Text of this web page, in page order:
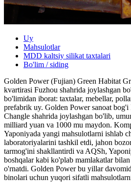
Uy
Mahsulotlar
MDD kaltsiy silikat taxtalari
Bo'lim / siding
Golden Power (Fujian) Green Habitat
kvartirasi Fuzhou shahrida joylashgan
bo'limidan iborat: taxtalar, mebellar,
prefabrik uy. Golden Power sanoat
Changle shahrida joylashgan bo'lib,
milliard yuan va 1000 mu maydon.
Yaponiyada yangi mahsulotlarni ishlab
laboratoriyalarini tashkil etdi, jahon
tarmog'ini shakllantirdi va AQSh,
boshqalar kabi ko'plab mamlakatlar
o'rnatdi. Golden Power bu yillar
binolari uchun yuqori sifatli